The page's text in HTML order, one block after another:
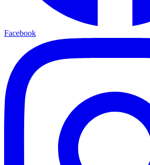
Facebook